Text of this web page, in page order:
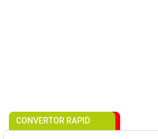
CONVERTOR RAPID